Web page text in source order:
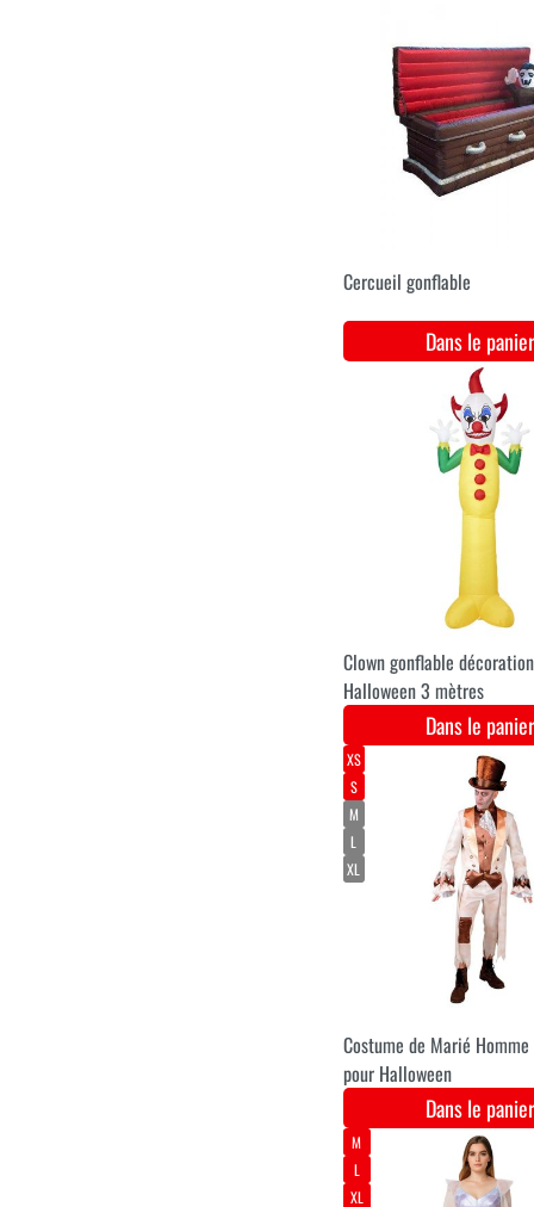
Costume pour hommes
motif de crâne
Dans le
Costume d'Halloween pour
homme avec imprimé
Dans le
Costume de zombie
squelette pour hommes
Dans le
L
XL